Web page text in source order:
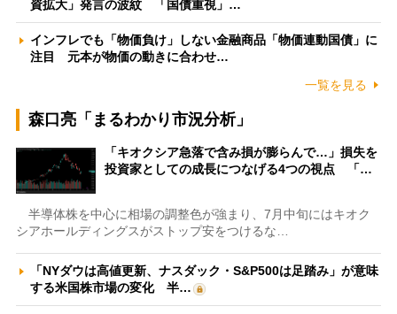
資拡大」発言の波紋 「国債重視」…
インフレでも「物価負け」しない金融商品「物価連動国債」に
注目 元本が物価の動きに合わせ…
一覧を見る
森口亮「まるわかり市況分析」
「キオクシア急落で含み損が膨らんで…」損失を
投資家としての成長につなげる4つの視点 「…
半導体株を中心に相場の調整色が強まり、7月中旬にはキオク
シアホールディングスがストップ安をつけるな…
「NYダウは高値更新、ナスダック・S&P500は足踏み」が意味
する米国株市場の変化 半…